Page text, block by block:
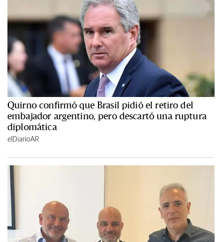
Quirno confirmó que Brasil pidió el retiro del
embajador argentino, pero descartó una ruptura
diplomática
elDiarioAR